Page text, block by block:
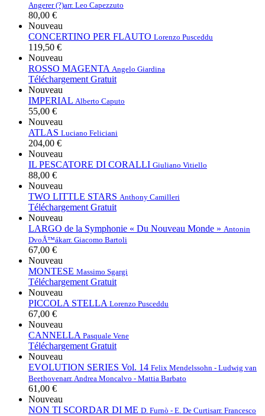
Angerer (?)arr. Leo Capezzuto
80,00 €
Nouveau
CONCERTINO PER FLAUTO Lorenzo Pusceddu
119,50 €
Nouveau
ROSSO MAGENTA Angelo Giardina
Téléchargement Gratuit
Nouveau
IMPERIAL Alberto Caputo
55,00 €
Nouveau
ATLAS Luciano Feliciani
204,00 €
Nouveau
IL PESCATORE DI CORALLI Giuliano Vitiello
88,00 €
Nouveau
TWO LITTLE STARS Anthony Camilleri
Téléchargement Gratuit
Nouveau
LARGO de la Symphonie « Du Nouveau Monde » Antonin
DvoÅ™ákarr. Giacomo Bartoli
67,00 €
Nouveau
MONTESE Massimo Sgargi
Téléchargement Gratuit
Nouveau
PICCOLA STELLA Lorenzo Pusceddu
67,00 €
Nouveau
CANNELLA Pasquale Vene
Téléchargement Gratuit
Nouveau
EVOLUTION SERIES Vol. 14 Felix Mendelssohn - Ludwig van
Beethovenarr. Andrea Moncalvo - Mattia Barbato
61,00 €
Nouveau
NON TI SCORDAR DI ME D. Furnò - E. De Curtisarr. Francesco